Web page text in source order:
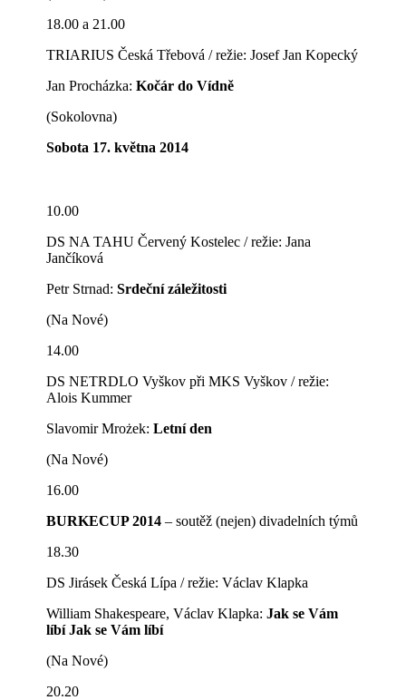
18.00 a 21.00
TRIARIUS Česká Třebová / režie: Josef Jan Kopecký
Jan Procházka:Kočár do Vídně
(Sokolovna)
Sobota 17. května 2014
10.00
DS NA TAHU Červený Kostelec / režie: Jana
Jančíková
Petr Strnad:Srdeční záležitosti
(Na Nové)
14.00
DS NETRDLO Vyškov při MKS Vyškov / režie:
Alois Kummer
Slavomir Mrożek:Letní den
(Na Nové)
16.00
BURKECUP 2014 – soutěž (nejen) divadelních týmů
18.30
DS Jirásek Česká Lípa / režie: Václav Klapka
William Shakespeare, Václav Klapka:Jak se Vám
líbí Jak se Vám líbí
(Na Nové)
20.20